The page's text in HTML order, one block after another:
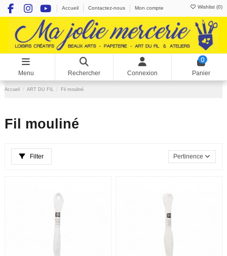
Accueil Contactez-nous Mon compte Wishlist (0)
Menu Rechercher Connexion
0
Panier
Accueil ART DU FIL Fil mouliné
Fil mouliné
Filter Pertinence